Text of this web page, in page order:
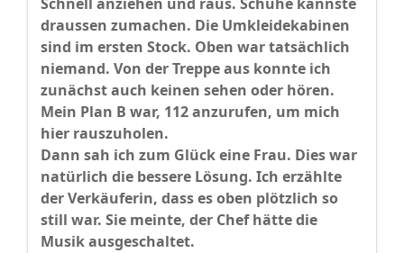
draussen zumachen. Die Umkleidekabinen
sind im ersten Stock. Oben war tatsächlich
niemand. Von der Treppe aus konnte ich
zunächst auch keinen sehen oder hören.
Mein Plan B war, 112 anzurufen, um mich
hier rauszuholen.
Dann sah ich zum Glück eine Frau. Dies war
natürlich die bessere Lösung. Ich erzählte
der Verkäuferin, dass es oben plötzlich so
still war. Sie meinte, der Chef hätte die
Musik ausgeschaltet.